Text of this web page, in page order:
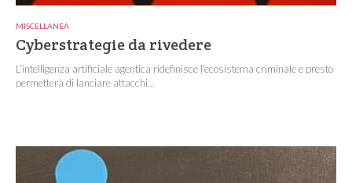
MISCELLANEA
Cyberstrategie da rivedere
L’intelligenza artificiale agentica ridefinisce l’ecosistema criminale e presto
permetterà di lanciare attacchi...